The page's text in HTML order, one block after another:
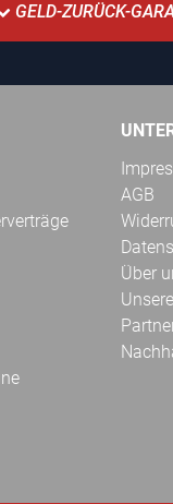
GELD-ZURÜCK-
AGB
Über